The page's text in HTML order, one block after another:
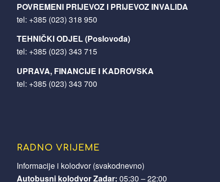
POVREMENI PRIJEVOZ I PRIJEVOZ INVALIDA
tel: +385 (023) 318 950
TEHNIČKI ODJEL (Poslovođa)
tel: +385 (023) 343 715
UPRAVA, FINANCIJE I KADROVSKA
tel: +385 (023) 343 700
RADNO VRIJEME
Informacije i kolodvor (svakodnevno)
Autobusni kolodvor Zadar: 05:30 – 22:00